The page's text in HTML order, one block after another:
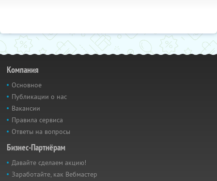
Компания
Основное
Публикации о нас
Вакансии
Правила сервиса
Ответы на вопросы
Бизнес-Партнёрам
Давайте сделаем акцию!
Заработайте, как Вебмастер